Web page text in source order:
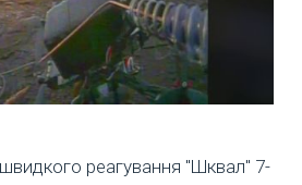
реагування "Шквал" 7-